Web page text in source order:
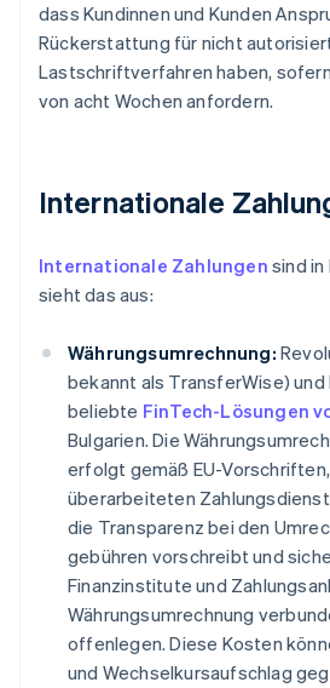
dass Kundinnen und Kunden
Rückerstattung für nicht
Lastschriftverfahren haben,
von acht Wochen anfordern.
Internationale
Internationale Zahlungen sind in
sieht das aus:
Währungsumrechnung:
bekannt als TransferWise) und
beliebte FinTech-Lösungen
Bulgarien. Die
erfolgt gemäß EU-
überarbeiteten
die Transparenz bei den
gebühren vorschreibt und
Finanzinstitute und
Währungsumrechnung
offenlegen. Diese Kosten
und Wechselkursaufschlag